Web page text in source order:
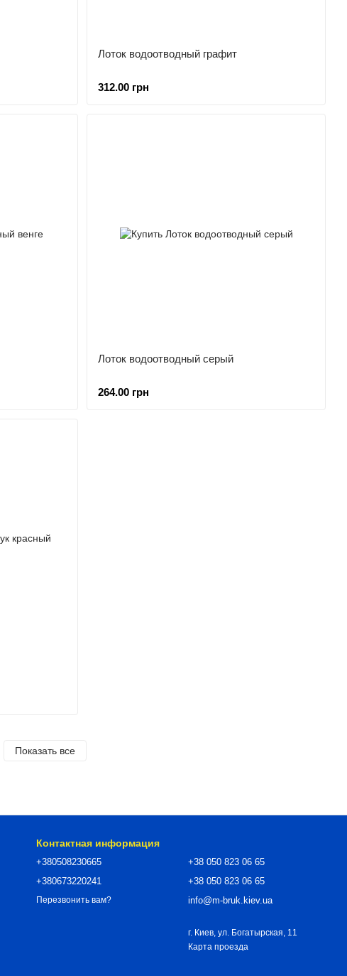
Лоток водоотводный графит
312.00 грн
Лоток водоотводный серый
264.00 грн
Показать все
Контактная информация
+380508230665
+380673220241
Перезвонить вам?
+38 050 823 06 65
+38 050 823 06 65
info@m-bruk.kiev.ua
г. Киев, ул. Богатырская, 11
Карта проезда